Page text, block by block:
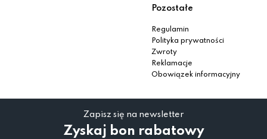
Pozostałe
Regulamin
Polityka prywatności
Zwroty
Reklamacje
Obowiązek informacyjny
Zapisz się na newsletter
Zyskaj bon rabatowy